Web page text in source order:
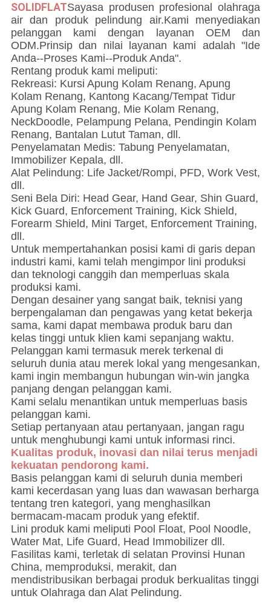
SOLIDFLATSayasa produsen profesional olahraga
air dan produk pelindung air.Kami menyediakan
pelanggan kami dengan layanan OEM dan
ODM.Prinsip dan nilai layanan kami adalah "Ide
Anda--Proses Kami--Produk Anda".
Rentang produk kami meliputi:
Rekreasi: Kursi Apung Kolam Renang, Apung
Kolam Renang, Kantong Kacang/Tempat Tidur
Apung Kolam Renang, Mie Kolam Renang,
NeckDoodle, Pelampung Pelana, Pendingin Kolam
Renang, Bantalan Lutut Taman, dll.
Penyelamatan Medis: Tabung Penyelamatan,
Immobilizer Kepala, dll.
Alat Pelindung: Life Jacket/Rompi, PFD, Work Vest,
dll.
Seni Bela Diri: Head Gear, Hand Gear, Shin Guard,
Kick Guard, Enforcement Training, Kick Shield,
Forearm Shield, Mini Target, Enforcement Training,
dll.
Untuk mempertahankan posisi kami di garis depan
industri kami, kami telah mengimpor lini produksi
dan teknologi canggih dan memperluas skala
produksi kami.
Dengan desainer yang sangat baik, teknisi yang
berpengalaman dan pengawas yang ketat bekerja
sama, kami dapat membawa produk baru dan
kelas tinggi untuk klien kami sepanjang waktu.
Pelanggan kami termasuk merek terkenal di
seluruh dunia atau merek lokal yang mengesankan,
kami ingin membangun hubungan win-win jangka
panjang dengan pelanggan kami.
Kami selalu menantikan untuk memperluas basis
pelanggan kami.
Setiap pertanyaan atau pertanyaan, jangan ragu
untuk menghubungi kami untuk informasi rinci.
Kualitas produk, inovasi dan nilai terus menjadi
kekuatan pendorong kami.
Basis pelanggan kami di seluruh dunia memberi
kami kecerdasan yang luas dan wawasan berharga
tentang tren kategori, yang menghasilkan
bermacam-macam produk yang efektif.
Lini produk kami meliputi Pool Float, Pool Noodle,
Water Mat, Life Guard, Head Immobilizer dll.
Fasilitas kami, terletak di selatan Provinsi Hunan
China, memproduksi, merakit, dan
mendistribusikan berbagai produk berkualitas tinggi
untuk Olahraga dan Alat Pelindung.